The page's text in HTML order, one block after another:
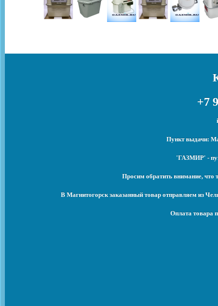
+7
Пункт выдачи:
'ГАЗМИР' -
Просим обратить внимание, что
В Магнитогорск заказанный товар отправляем из
Оплата товара